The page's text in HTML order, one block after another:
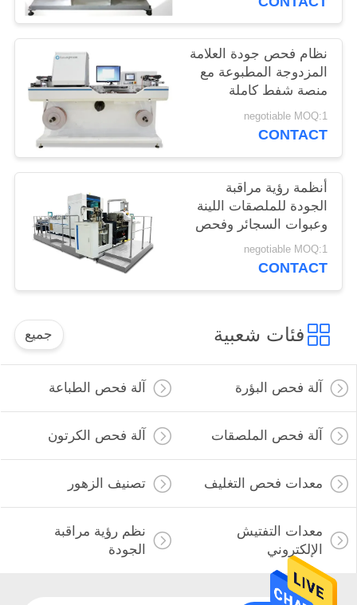
نظام فحص جودة العلامة
المزدوجة المطبوعة مع
منصة شفط كاملة
negotiable MOQ:1
CONTACT
أنظمة رؤية مراقبة
الجودة للملصقات اللينة
وعبوات السجائر وفحص
الكراتين
negotiable MOQ:1
CONTACT
فئات شعبية جميع
آلة فحص البؤرة آلة فحص الطباعة
آلة فحص الملصقات آلة فحص الكرتون
معدات فحص التغليف تصنيف الزهور
معدات التفتيش
الإلكتروني
نظم رؤية مراقبة
الجودة